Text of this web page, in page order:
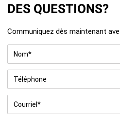
DES QUESTIONS?
Communiquez dès maintenant
Nom *
Téléphone
Courriel *